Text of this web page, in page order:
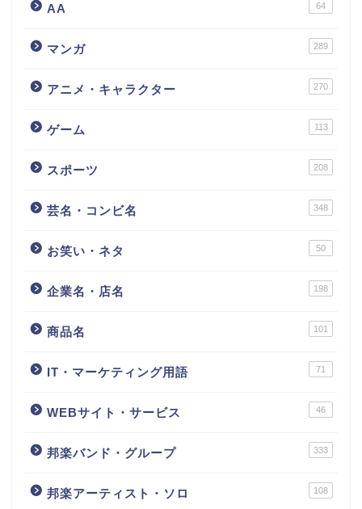
AA 64
マンガ 289
アニメ・キャラクター 270
ゲーム 113
スポーツ 208
芸名・コンビ名 348
お笑い・ネタ 50
企業名・店名 198
商品名 101
IT・マーケティング用語 71
WEBサイト・サービス 46
邦楽バンド・グループ 333
邦楽アーティスト・ソロ 108